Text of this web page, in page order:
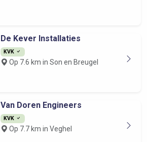
De Kever Installaties
KVK
Op 7.6 km in Son en Breugel
Van Doren Engineers
KVK
Op 7.7 km in Veghel